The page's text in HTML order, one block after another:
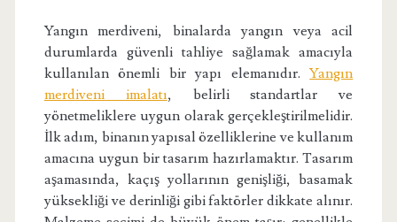
Yangın merdiveni, binalarda yangın veya acil
durumlarda güvenli tahliye sağlamak amacıyla
kullanılan önemli bir yapı elemanıdır.Yangın
merdiveni imalatı, belirli standartlar ve
yönetmeliklere uygun olarak gerçekleştirilmelidir.
İlk adım, binanın yapısal özelliklerine ve kullanım
amacına uygun bir tasarım hazırlamaktır. Tasarım
aşamasında, kaçış yollarının genişliği, basamak
yüksekliği ve derinliği gibi faktörler dikkate alınır.